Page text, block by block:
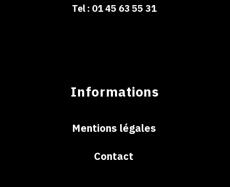
Tel : 01 45 63 55 31
Informations
Mentions légales
Contact